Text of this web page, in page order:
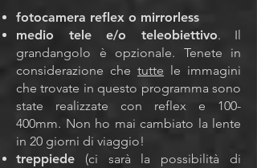
fotocamera reflex o mirrorless
medio tele e/o teleobiettivo. Il
grandangolo è opzionale. Tenete in
considerazione che tutte le immagini
che trovate in questo programma sono
state realizzate con reflex e 100-
400mm. Non ho mai cambiato la lente
in 20 giorni di viaggio!
treppiede (ci sarà la possibilità di